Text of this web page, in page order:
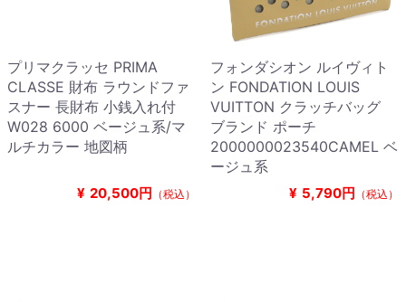
プリマクラッセ PRIMA
CLASSE 財布 ラウンドファ
スナー 長財布 小銭入れ付
W028 6000 ベージュ系/マ
ルチカラー 地図柄
¥ 20,500円 （税込）
フォンダシオン ルイヴィト
ン FONDATION LOUIS
VUITTON クラッチバッグ
ブランド ポーチ
2000000023540CAMEL ベ
ージュ系
¥ 5,790円 （税込）